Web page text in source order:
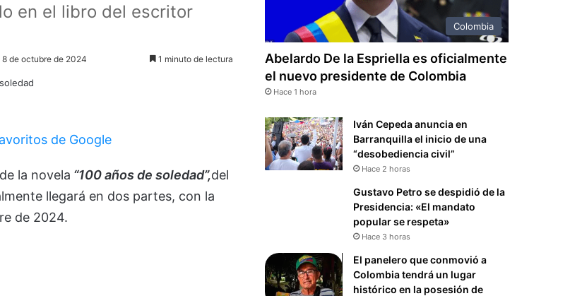
en el libro del escritor
de octubre de 2024 1 minuto de lectura
de Google
la novela “100 años de soledad”,del
llegará en dos partes, con la
de 2024.
Colombia
Abelardo De la Espriella es oficialmente
el nuevo presidente de Colombia
Hace 1 hora
Iván Cepeda anuncia en
Barranquilla el inicio de una
“desobediencia civil”
Hace 2 horas
Gustavo Petro se despidió de la
Presidencia: «El mandato
popular se respeta»
Hace 3 horas
El panelero que conmovió a
Colombia tendrá un lugar
histórico en la posesión de